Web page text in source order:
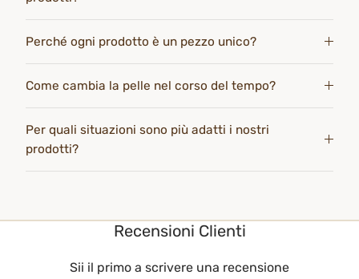
Perché ogni prodotto è un pezzo unico?
Come cambia la pelle nel corso del tempo?
Per quali situazioni sono più adatti i nostri
prodotti?
Recensioni Clienti
Sii il primo a scrivere una recensione